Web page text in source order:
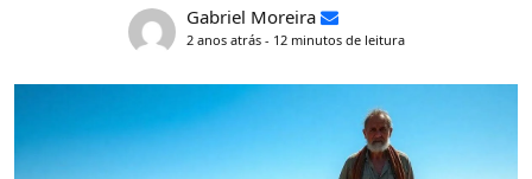
Gabriel Moreira
2 anos atrás - 12 minutos de leitura